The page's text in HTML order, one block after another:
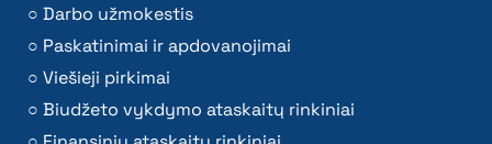
Darbo užmokestis
Paskatinimai ir apdovanojimai
Viešieji pirkimai
Biudžeto vykdymo ataskaitų rinkiniai